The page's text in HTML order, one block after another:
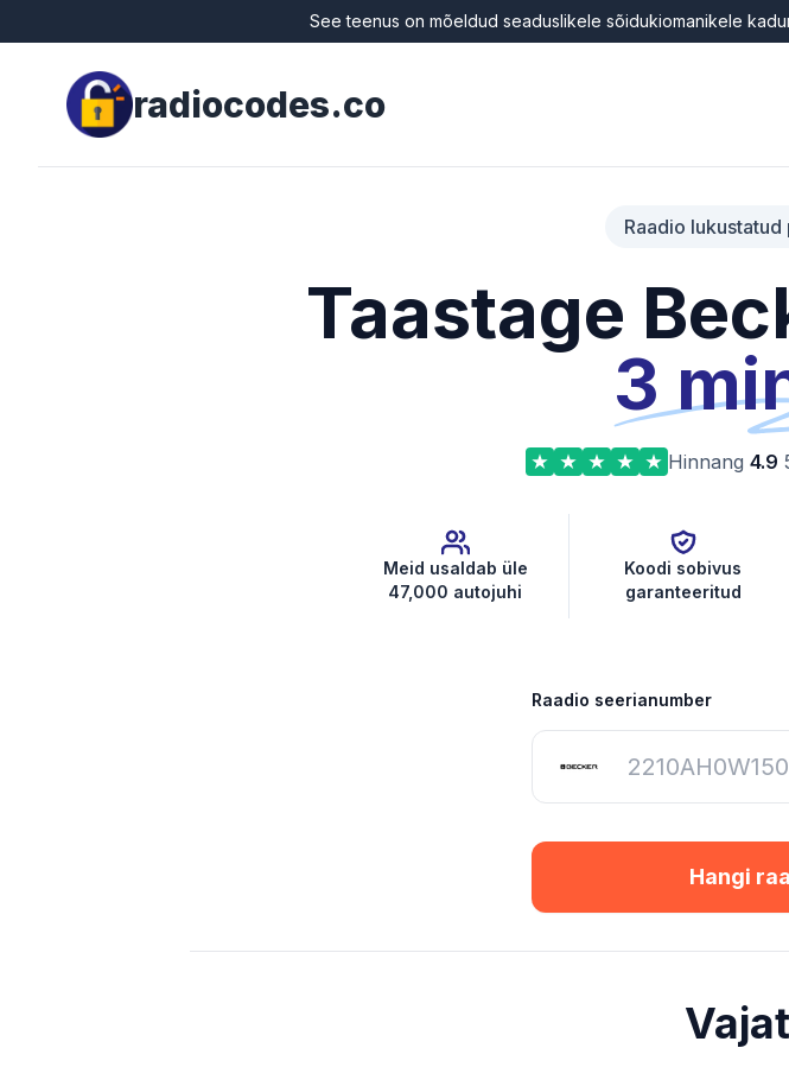
See teenus on mõeldud seaduslikele sõidukiomanikele
radiocodes.co
Raadio
Taastage
3
Hinnang 4.9
Meid usaldab üle
47,000 autojuhi
Koodi sobivus
garanteeritud
Raadio seerianumber
Hangi